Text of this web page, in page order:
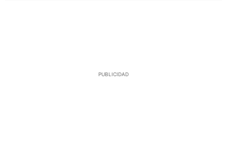
PUBLICIDAD